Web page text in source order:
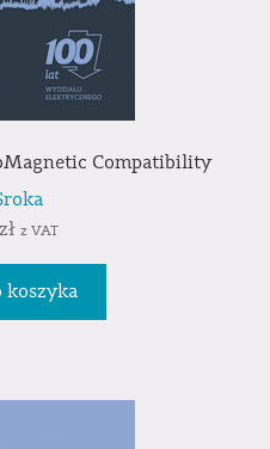
Compatibility
zł z VAT
koszyka